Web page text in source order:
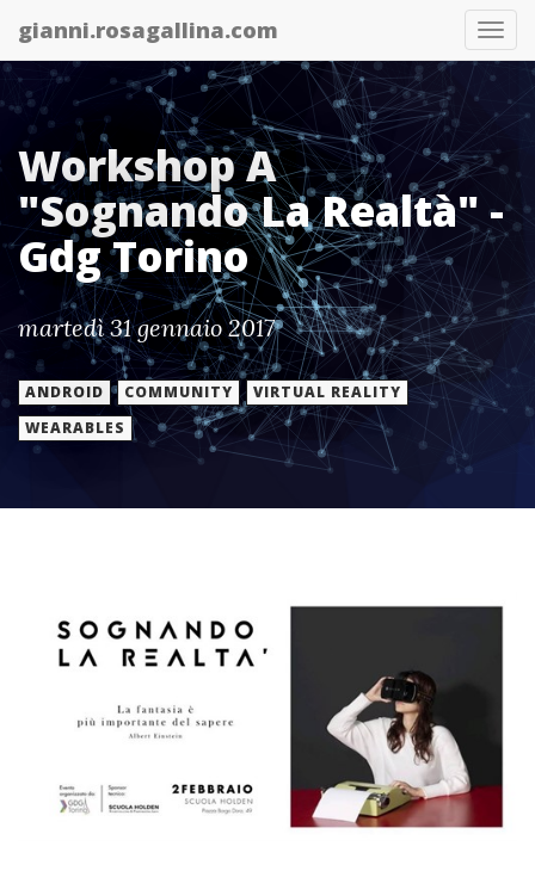
gianni.rosagallina.com
Workshop A
"Sognando La Realtà" -
Gdg Torino
martedì 31 gennaio 2017
ANDROID COMMUNITY
VIRTUAL REALITY
WEARABLES